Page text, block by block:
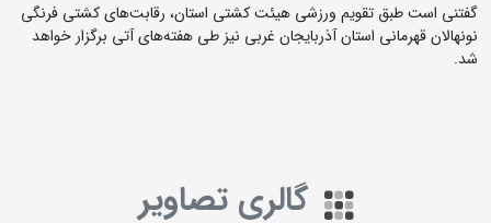
گفتنی است طبق تقویم ورزشی هیئت کشتی استان، رقابت‌های کشتی فرنگی
نونهالان قهرمانی استان آذربایجان غربی نیز طی هفته‌های آتی برگزار خواهد
شد.
گالری تصاویر